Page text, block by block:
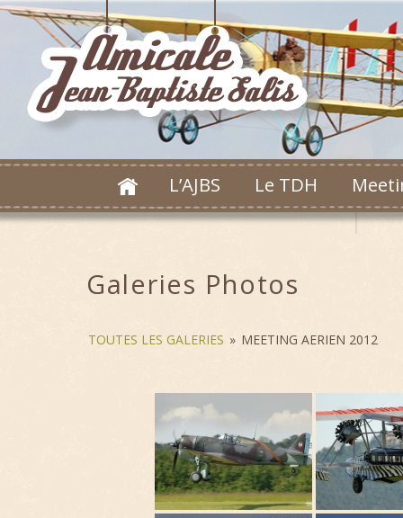
L’AJBS Le TDH
Galeries Photos
TOUTES LES GALERIES » MEETING AERIEN 2012